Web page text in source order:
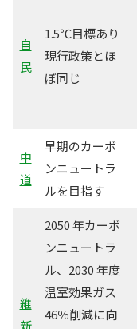
自
民
1.5℃目標あり
現行政策とほ
ぼ同じ
中
道
早期のカーボ
ンニュートラ
ルを目指す
維
新
2050 年カーボ
ンニュートラ
ル、2030 年度
温室効果ガス
46％削減に向